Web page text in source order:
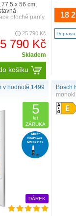
x 56 cm,
ploché panty,
25 790 Kč
790 Kč
Skladem
košíku
třída
310 l
18
v hodnotě 1499
5
let
ZÁRUKA
DÁREK
Bosch